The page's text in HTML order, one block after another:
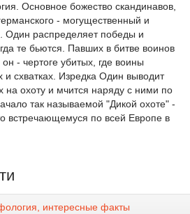
Основное божество скандинавов,
- могущественный и
Один распределяет победы и
те бьются. Павших в битве воинов
- чертоге убитых, где воины
и схватках. Изредка Один выводит
на охоту и мчится наряду с ними по
так называемой "Дикой охоте" -
встречающемуся по всей Европе в
интересные факты